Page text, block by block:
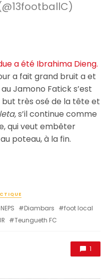
a été Ibrahima Dieng.
a fait grand bruit a et
au Jamono Fatick s’est
très osé de la tête et
s’il continue comme
qui veut embêter
poteau, à la fin.
Diambars
foot local
Teungueth FC
1